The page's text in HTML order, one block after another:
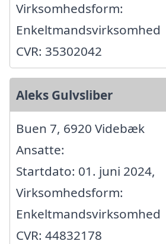
Virksomhedsform:
Enkeltmandsvirksomhed
CVR: 35302042
Aleks Gulvsliber
Buen 7, 6920 Videbæk
Ansatte:
Startdato: 01. juni 2024,
Virksomhedsform:
Enkeltmandsvirksomhed
CVR: 44832178